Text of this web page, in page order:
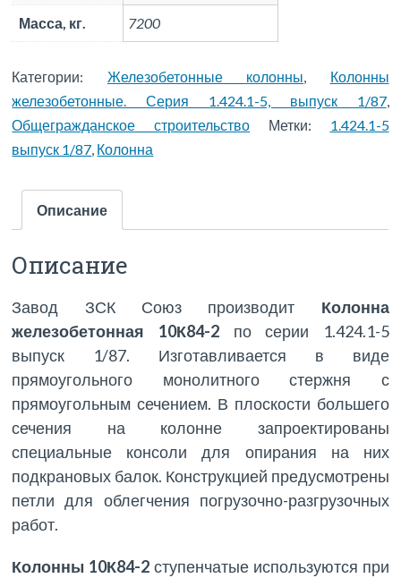
Масса, кг. 7200
Категории: Железобетонные колонны, Колонны
железобетонные. Серия 1.424.1-5, выпуск 1/87,
Общегражданское строительство
Метки: 1.424.1-5
выпуск 1/87, Колонна
Описание
Описание
Завод ЗСК Союз производит Колонна
железобетонная 10К84-2 по серии 1.424.1-5
выпуск 1/87. Изготавливается в виде
прямоугольного монолитного стержня с
прямоугольным сечением. В плоскости большего
сечения на колонне запроектированы
специальные консоли для опирания на них
подкрановых балок. Конструкцией предусмотрены
петли для облегчения погрузочно-разгрузочных
работ.
Колонны 10К84-2 ступенчатые используются при